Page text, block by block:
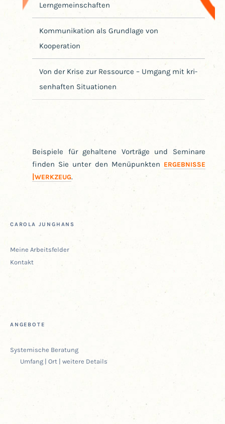
Lerngemeinschaften
Kom­mu­ni­ka­ti­on als Grund­la­ge von
Kooperation
Von der Kri­se zur Res­sour­ce – Umgang mit kri­
sen­haf­ten Situationen
Bei­spie­le für gehal­te­ne Vor­trä­ge und Semi­na­re
fin­den Sie unter den Menü­punk­ten ERGEBNISSE
|WERKZEUG.
CARO­LA JUNGHANS
Mei­ne Arbeitsfelder
Kon­takt
ANGE­BO­TE
Sys­te­mi­sche Beratung
Umfang | Ort | wei­te­re Details